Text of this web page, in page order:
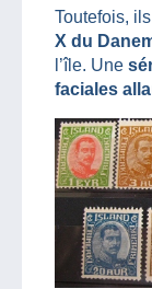
Toutefois, ils
X du
l’île. Une
faciales